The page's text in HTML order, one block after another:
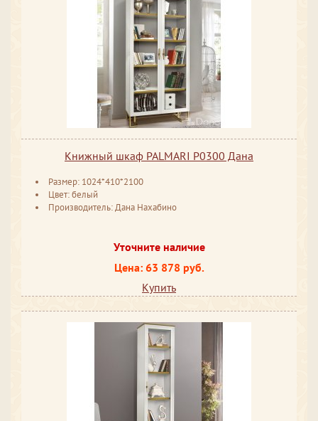
Книжный шкаф PALMARI P0300 Дана
Размер: 1024*410*2100
Цвет: белый
Производитель: Дана Нахабино
Уточните наличие
Цена: 63 878 руб.
Купить